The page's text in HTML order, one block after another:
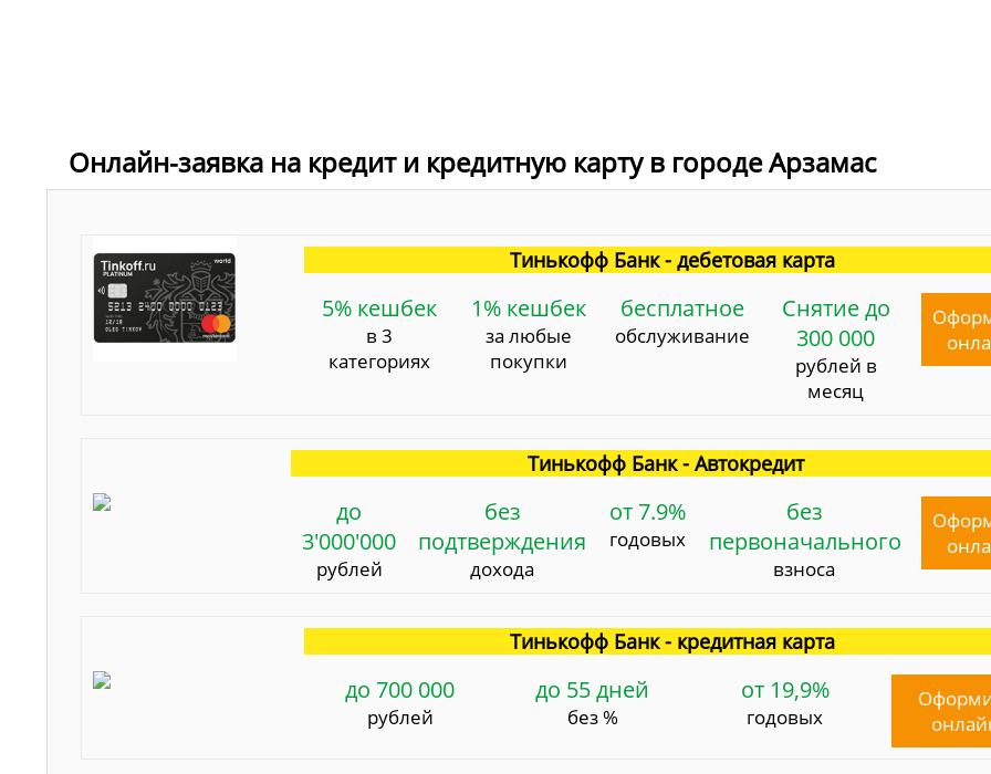
Онлайн-заявка на кредит и кредитную карту в городе Арзамас
Тинькофф Банк - дебетовая карта
5% кешбек
в 3
категориях
1% кешбек
за любые
покупки
бесплатное
обслуживание
Снятие до
300 000
рублей в
месяц
Тинькофф Банк - Автокредит
до
3'000'000
рублей
без
подтверждения
дохода
от 7.9%
годовых
без
первоначального
взноса
Тинькофф Банк - кредитная карта
до 700 000
рублей
до 55 дней
без %
от 19,9%
годовых